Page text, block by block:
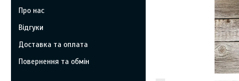
Про нас
Відгуки
Доставка та оплата
Повернення та обмін